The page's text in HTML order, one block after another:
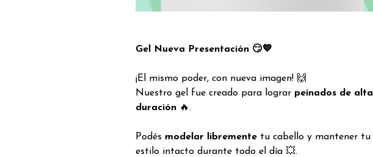
Gel Nueva Presentación 😏💙
¡El mismo poder, con nueva imagen! 🙌
Nuestro gel fue creado para lograr peinados de alta
duración 🔥.
Podés modelar libremente tu cabello y mantener tu
estilo intacto durante todo el día 💥.